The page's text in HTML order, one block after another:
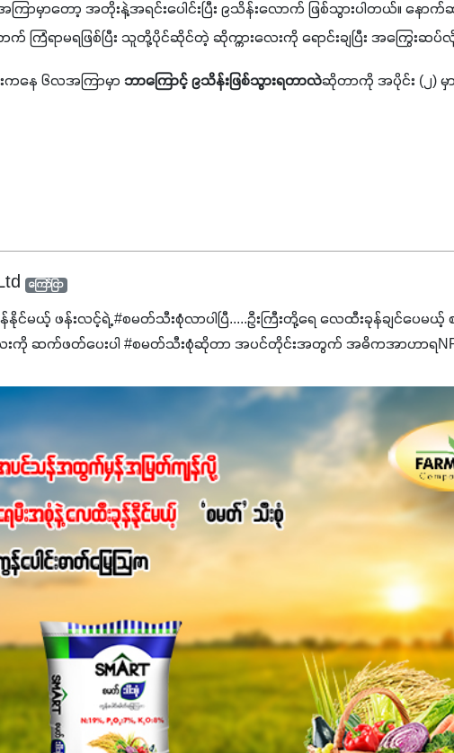
အကြာမှာတော့ အတိုးနဲ့အရင်းပေါင်းပြီး ၉သိန်းလောက် ဖြစ်သွားပါတယ်။ နော
က် ကြံရာမရဖြစ်ပြီး သူတို့ပိုင်ဆိုင်တဲ့ ဆိုက္ကားလေးကို ရောင်းချပြီး အကြွေးဆ
ကနေ ၆လအကြာမှာ ဘာကြောင့် ၉သိန်းဖြစ်သွားရတာလဲဆိုတာကို အပိုင်း (၂)
ကြော်ငြာ
နိုင်မယ့် ဖန်းလင့်ရဲ့ #စမတ်သီးစုံလာပါပြီ.....ဦးကြီးတို့ရေ ‌လေထီးခုန်ချင်ပေ
းကို ဆက်ဖတ်‌ပေးပါ #စမတ်သီးစုံဆိုတာ အပင်တိုင်းအတွက် အဓိကအာဟာရ
ပေါင်းစပ်ထားတဲ့ ကွန်ပေါင်းဓာတ်မြေဩဇာဖြစ်ပါတယ်။ အဓိကအကျိုးကျေး
ဝင်တဲ့အတွက် ကလိုရိုဖီးလ်ဖွဲ့စည်းမှုကို အားပေးကာ သီးနှံပင်များ၏အရွက်များစိမ်းလ
စေပါတယ်။ အပင်၏ပင်ပိုင်းကြီးထွားမှုကို တိုးမြင့်စေကာ အပင်သန်၍ အကြီးမြန်
7%ပါဝင်မှုကြောင့် အပင်ရဲ့ အမြစ်ဖွဲ့စည်းတည်ဆောက်မှုကို ပို၍သန်မာလာအေ
င့်ခြင်း၊အသီးသီးခြင်း၊အစေ့တည်ခြင်းလုပ်ငန်းစဉ်များကိုလည်း အားပေးပါ
ပင်ရဲ့ ရောဂါဒဏ်၊ရာသီဥတုဒဏ်ခံနိုင်ရည်ရှိမှုကို မြင့်တက်စေပြီး အသီးအရည်အသွ
စေဖို့အတွက် လိုအပ်တဲ့အာဟာရဓာတ်ဖြစ်ပါတယ်။ ဟူးမစ်အက်စစ်ပါဝင်ပေါင်
ာင်းမွန်လာခြင်း၊မြေဆီလွှာဖွဲ့စည်းပုံနှင့်ရေထိန်းနိုင်စွမ်းအားကောင်းလာခြင်းအ
ာကိုရရှိစေမှာဖြစ်ပါတယ်။ စပါးအပါအဝင် နှံစားသီးနှံများ၊ပဲအမျိုးမျိုး၊ဟင်းသီးဟင်
င်တယ်ဆိုတော့ တစ်မျိုးတည်းနဲ့ အားလုံးပါဖက်(perfect)မယ့် စမတ်သီးစုံနော် အရွေ
းနှံတိုင်းကြီးထွားအောင် ဖန်းလင့်ရဲ့ #စမတ်သီးစုံကို သုံးကြပါစို့....